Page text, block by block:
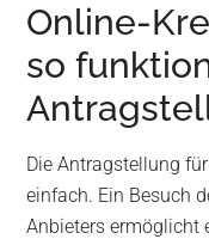
Online-
so
Die Antragstellung
einfach. Ein Besuch
Anbieters ermöglicht